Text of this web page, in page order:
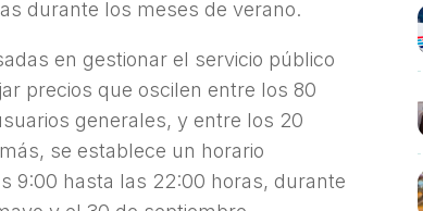
durante los meses de verano.
en gestionar el servicio público
precios que oscilen entre los 80
generales, y entre los 20
se establece un horario
9:00 hasta las 22:00 horas, durante